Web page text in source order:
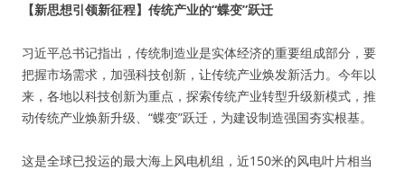
【新思想引领新征程】传统产业的“蝶变”跃迁
习近平总书记指出，传统制造业是实体经济的重要组成部分，要
把握市场需求，加强科技创新，让传统产业焕发新活力。今年以
来，各地以科技创新为重点，探索传统产业转型升级新模式，推
动传统产业焕新升级、“蝶变”跃迁，为建设制造强国夯实根基。
这是全球已投运的最大海上风电机组，近150米的风电叶片相当